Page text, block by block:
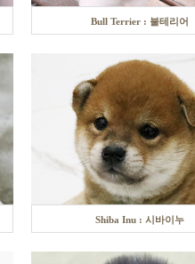
Bull Terrier : 불테리어
Shiba Inu : 시바이누